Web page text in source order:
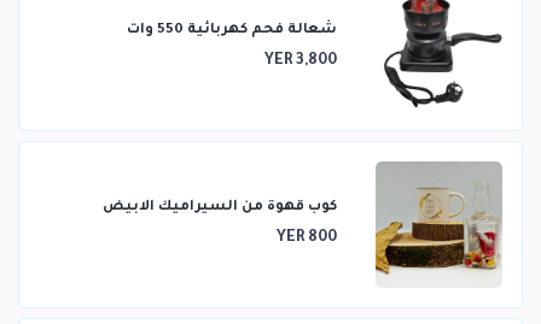
شعالة فحم كهربائية 550 وات
YER 3,800
كوب قهوة من السيراميك الابيض
YER 800